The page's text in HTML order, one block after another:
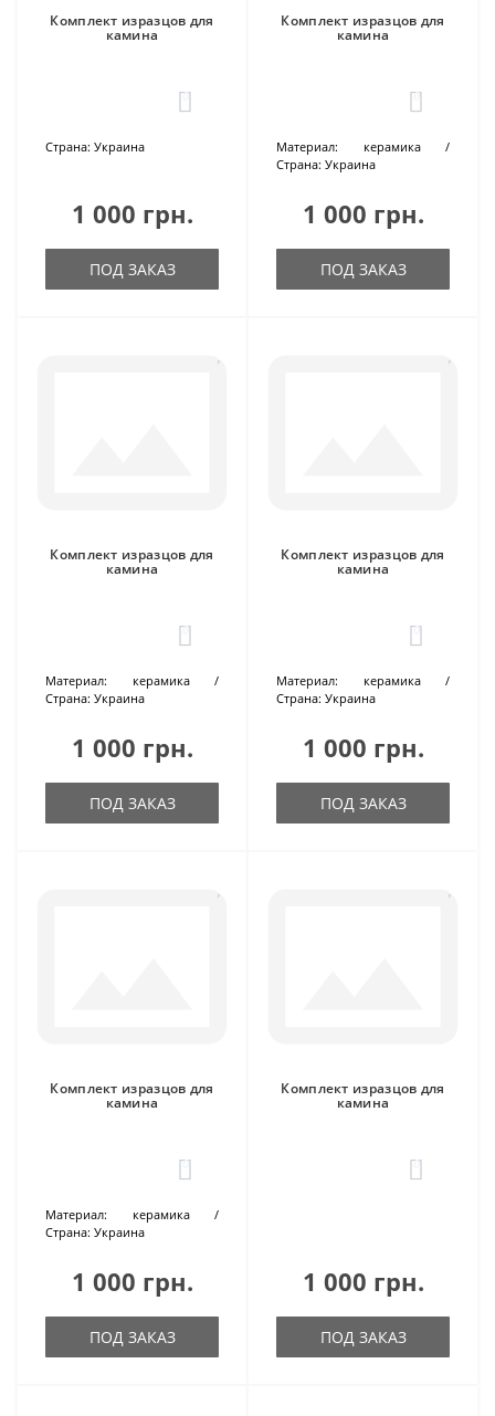
Комплект изразцов для
камина
0
Страна: Украина
1 000 грн.
ПОД ЗАКАЗ
Комплект изразцов для
камина
0
Материал:
керамика
Страна: Украина
1 000 грн.
ПОД ЗАКАЗ
Комплект изразцов для
камина
0
Материал:
керамика
Страна: Украина
1 000 грн.
ПОД ЗАКАЗ
Комплект изразцов для
камина
0
Материал:
керамика
Страна: Украина
1 000 грн.
ПОД ЗАКАЗ
Комплект изразцов для
камина
0
Материал:
керамика
Страна: Украина
1 000 грн.
ПОД ЗАКАЗ
Комплект изразцов для
камина
0
1 000 грн.
ПОД ЗАКАЗ